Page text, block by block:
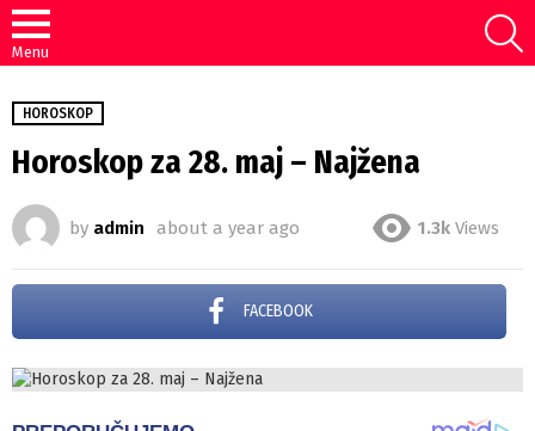
Menu
HOROSKOP
Horoskop za 28. maj – Najžena
by admin about a year ago 1.3k Views
FACEBOOK